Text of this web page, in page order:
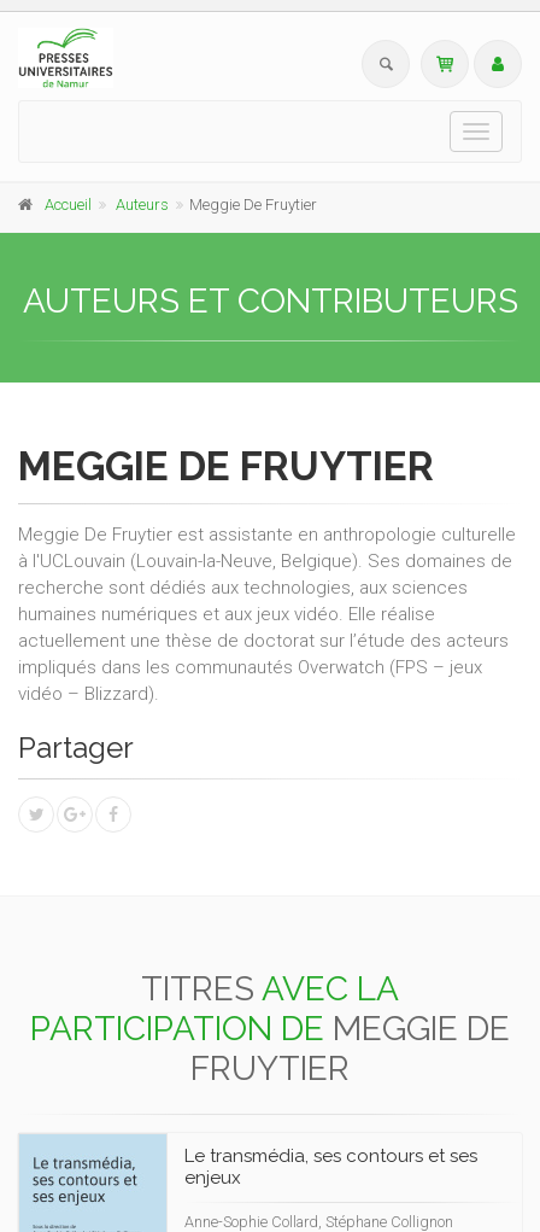
Toggle
Accueil Auteurs Meggie De Fruytier
AUTEURS ET CONTRIBUTEURS
MEGGIE DE FRUYTIER
Meggie De Fruytier est assistante en anthropologie culturelle
à l'UCLouvain (Louvain-la-Neuve, Belgique). Ses domaines de
recherche sont dédiés aux technologies, aux sciences
humaines numériques et aux jeux vidéo. Elle réalise
actuellement une thèse de doctorat sur l’étude des acteurs
impliqués dans les communautés Overwatch (FPS – jeux
vidéo – Blizzard).
Partager
TITRES AVEC LA
PARTICIPATION DE MEGGIE DE
FRUYTIER
Le transmédia, ses contours et ses
enjeux
Anne-Sophie Collard, Stéphane Collignon